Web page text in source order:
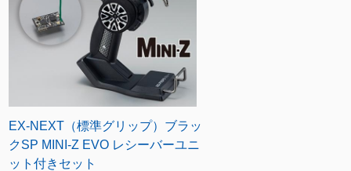
EX-NEXT（標準グリップ）ブラッ
クSP MINI-Z EVO レシーバーユニ
ット付きセット